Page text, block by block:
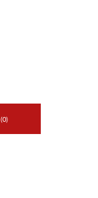
(0)